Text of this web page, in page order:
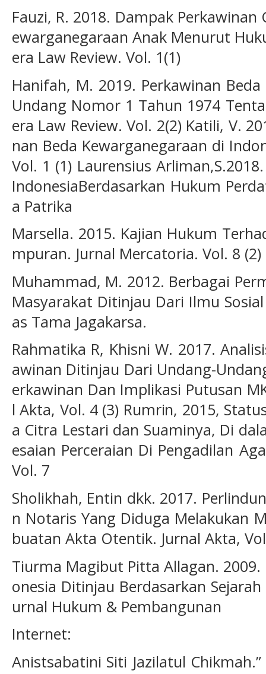
Fauzi, R. 2018. Dampak
ewarganegaraan Anak Menurut
era Law Review. Vol. 1(1)
Hanifah, M. 2019. Perkawinan
Undang Nomor 1 Tahun 1974
era Law Review. Vol. 2(2) Katili, V.
nan Beda Kewarganegaraan di
Vol. 1 (1) Laurensius
IndonesiaBerdasarkan Hukum
a Patrika
Marsella. 2015. Kajian Hukum
mpuran. Jurnal Mercatoria. Vol. 8 (2)
Muhammad, M. 2012. Berbagai
Masyarakat Ditinjau Dari Ilmu
as Tama Jagakarsa.
Rahmatika R, Khisni W. 2017.
awinan Ditinjau Dari Undang-
erkawinan Dan Implikasi Putusan
l Akta, Vol. 4 (3) Rumrin, 2015,
a Citra Lestari dan Suaminya, Di
esaian Perceraian Di Pengadilan
Vol. 7
Sholikhah, Entin dkk. 2017.
n Notaris Yang Diduga Melakukan
buatan Akta Otentik. Jurnal Akta,
Tiurma Magibut Pitta Allagan.
onesia Ditinjau Berdasarkan
urnal Hukum & Pembangunan
Internet:
Anistsabatini Siti Jazilatul Chikmah.”